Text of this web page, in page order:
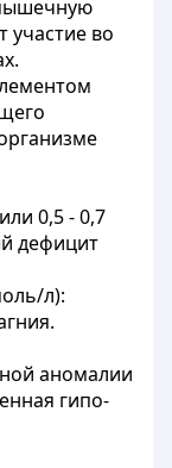
участие во
0,5 - 0,7
дефицит
л):
аномалии
гипо-